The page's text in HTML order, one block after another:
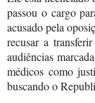
passou o cargo
acusado pela
recusar a
audiências
médicos como
buscando o